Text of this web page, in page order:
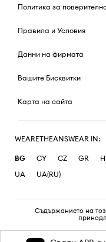
Политика за
Правила и Условия
Данни на фирмата
Вашите Бисквитки
Карта на сайта
WEARETHEANSWEAR IN:
BG CY CZ GR
UA
UA(RU)
Съдържанието на